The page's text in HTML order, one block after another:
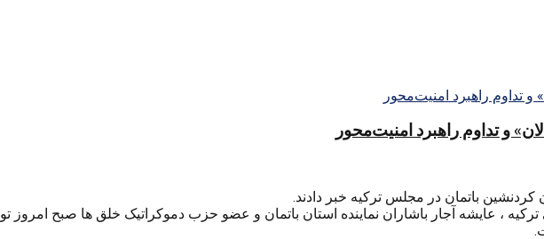
و تداوم راهبرد امنیت‌محور
کردنشین باتمان در مجلس ترکیه خبر دادند.
ترکیه ، عایشه آجار باشاران نماینده استان باتمان و عضو حزب دموکراتیک خلق ها صبح